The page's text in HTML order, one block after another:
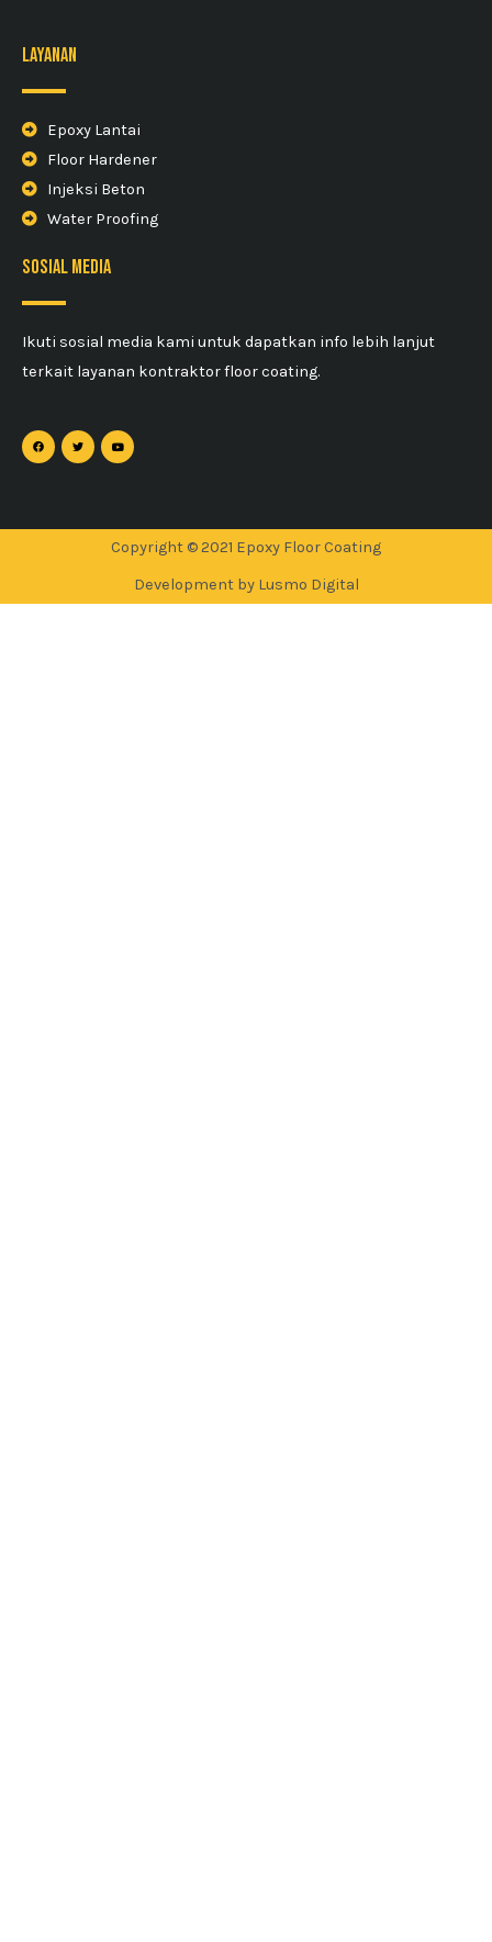
Layanan
Epoxy Lantai
Floor Hardener
Injeksi Beton
Water Proofing
sosial media
Ikuti sosial media kami untuk dapatkan info lebih lanjut
terkait layanan kontraktor floor coating.
Copyright © 2021 Epoxy Floor Coating
Development by Lusmo Digital